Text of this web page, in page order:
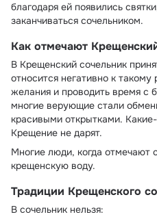
благодаря ей появились
заканчиваться сочельником.
Как отмечают
В Крещенский сочельник
относится негативно к
желания и проводить время с
многие верующие стали
красивыми открытками.
Крещение не дарят.
Многие люди, когда отмечают
крещенскую воду.
Традиции Крещенского
В сочельник нельзя: